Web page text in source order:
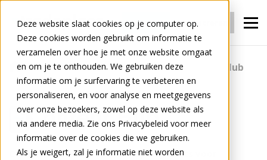
Deze website slaat cookies op je computer op.
Deze cookies worden gebruikt om informatie te
verzamelen over hoe je met onze website omgaat
en om je te onthouden. We gebruiken deze
informatie om je surfervaring te verbeteren en
personaliseren, en voor analyse en meetgegevens
over onze bezoekers, zowel op deze website als
via andere media. Zie ons Privacybeleid voor meer
informatie over de cookies die we gebruiken.
Als je weigert, zal je informatie niet worden
Inloggen Registreren
Voor Fabrikanten Content Content Hub
Content Hub
Content Hub is uw centrale opslagplaats voor